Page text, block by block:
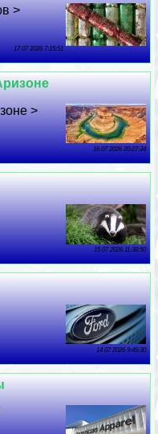
>
17 07 2026 7:15:51
>
16 07 2026 20:27:34
15 07 2026 11:38:50
14 07 2026 9:49:30